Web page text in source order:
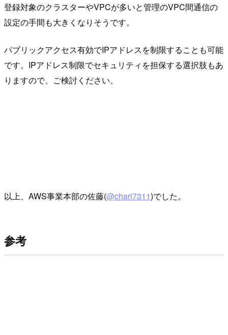
登録対象のクラスターやVPCが多いと管理のVPC間通信の
設定の手間も大きくなりそうです。
パブリックアクセス有効でIPアドレスを制限することも可能
です。IPアドレス制限でセキュリティを担保する選択肢もあ
りますので、ご検討ください。
以上、AWS事業本部の佐藤(@chari7311)でした。
参考